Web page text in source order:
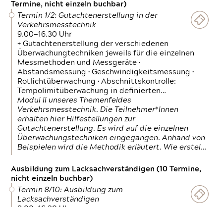
Termine, nicht einzeln buchbar)
Termin 1/2: Gutachtenerstellung in der
Verkehrsmesstechnik
9.00—16.30 Uhr
+ Gutachtenerstellung der verschiedenen
Überwachungtechniken jeweils für die einzelnen
Messmethoden und Messgeräte •
Abstandsmessung • Geschwindigkeitsmessung •
Rotlichtüberwachung • Abschnittskontrolle:
Tempolimitüberwachung in definierten…
Modul II unseres Themenfeldes
Verkehrsmesstechnik. Die Teilnehmer*Innen
erhalten hier Hilfestellungen zur
Gutachtenerstellung. Es wird auf die einzelnen
Überwachungstechniken eingegangen. Anhand von
Beispielen wird die Methodik erläutert. Wie erstel…
Ausbildung zum Lacksachverständigen (10 Termine,
nicht einzeln buchbar)
Termin 8/10: Ausbildung zum
Lacksachverständigen